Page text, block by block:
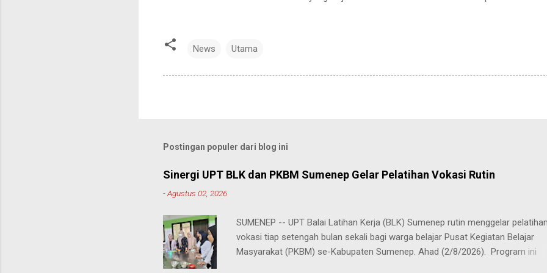
News Utama
Postingan populer dari blog ini
Sinergi UPT BLK dan PKBM Sumenep Gelar Pelatihan Vokasi Rutin
-Agustus 02, 2026
SUMENEP -- UPT Balai Latihan Kerja (BLK) Sumenep rutin menggelar
vokasi tiap setengah bulan sekali bagi warga belajar Pusat Kegiatan Belajar
Masyarakat (PKBM) se-Kabupaten Sumenep. Ahad (2/8/2026). Program ini